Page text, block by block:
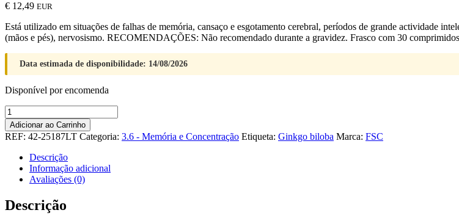
€ 12,49 EUR
Está utilizado em situações de falhas de memória, cansaço e esgotamento cerebral, períodos de grande actividade
(mãos e pés), nervosismo. RECOMENDAÇÕES: Não recomendado durante a gravidez. Frasco com 30
Data estimada de disponibilidade: 14/08/2026
Disponível por encomenda
Quantidade
de
GINKGO
BILOBA
Comp.
Adicionar ao Carrinho
REF: 42-25187LT Categoria: 3.6 - Memória e Concentração Etiqueta: Ginkgo biloba Marca: FSC
Descrição
Informação adicional
Avaliações (0)
Descrição